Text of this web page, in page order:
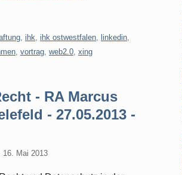
ihk ihk ostwestfalen linkedin
vortrag web2.0 xing
- RA Marcus
- 27.05.2013 -
16. Mai 2013